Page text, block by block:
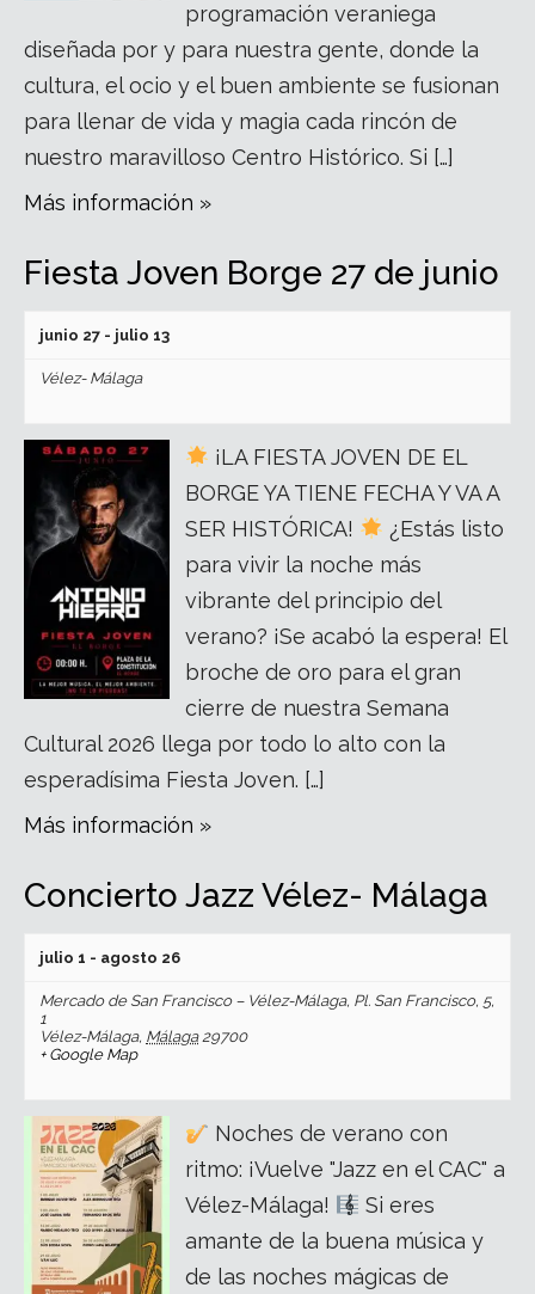
programación veraniega
diseñada por y para nuestra gente, donde la
cultura, el ocio y el buen ambiente se fusionan
para llenar de vida y magia cada rincón de
nuestro maravilloso Centro Histórico. Si […]
Más información »
Fiesta Joven Borge 27 de junio
junio 27 - julio 13
Vélez- Málaga
¡LA FIESTA JOVEN DE EL
BORGE YA TIENE FECHA Y VA A
SER HISTÓRICA!
¿Estás listo
para vivir la noche más
vibrante del principio del
verano? ¡Se acabó la espera! El
broche de oro para el gran
cierre de nuestra Semana
Cultural 2026 llega por todo lo alto con la
esperadísima Fiesta Joven. […]
Más información »
Concierto Jazz Vélez- Málaga
julio 1 - agosto 26
Mercado de San Francisco – Vélez-Málaga, Pl. San Francisco, 5,
1
Vélez-Málaga, Málaga 29700
+ Google Map
Noches de verano con
ritmo: ¡Vuelve "Jazz en el CAC" a
Vélez-Málaga!
Si eres
amante de la buena música y
de las noches mágicas de